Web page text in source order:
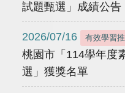
試題甄選」成績公告
2026/07/16 有效學習
桃園市「114學年度
選」獲獎名單